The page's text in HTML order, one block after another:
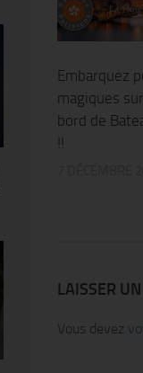
Embarquez
magiques
bord de
LAISSER
Vous devez